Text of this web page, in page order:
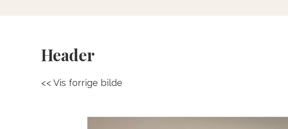
Header
<< Vis forrige bilde